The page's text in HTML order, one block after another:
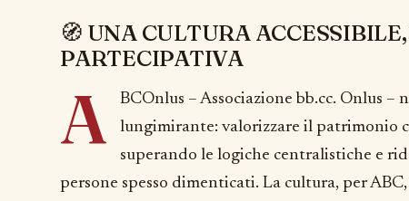
🧭 UNA CULTURA
PARTECIPATIVA
A
BCOnlus – Associazione bb.cc. Onlus –
lungimirante: valorizzare il patrimonio
superando le logiche centralistiche e
persone spesso dimenticati. La cultura, per